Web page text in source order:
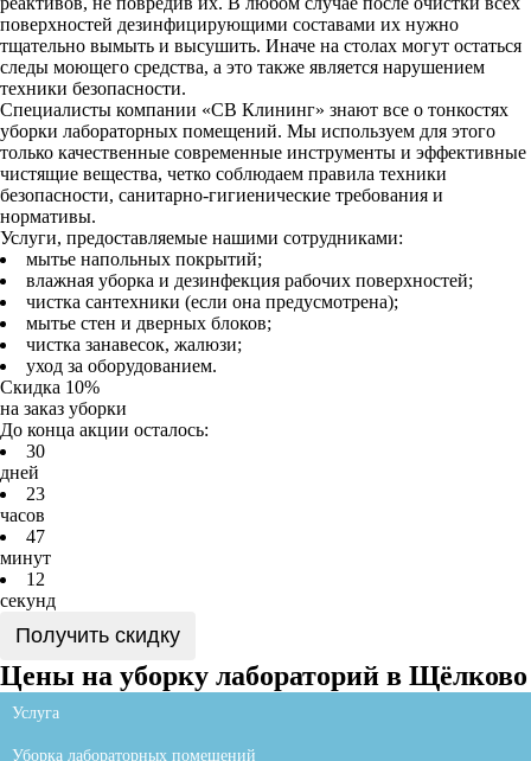
поверхностей дезинфицирующими составами их нужно
тщательно вымыть и высушить. Иначе на столах могут остаться
следы моющего средства, а это также является нарушением
техники безопасности.
Специалисты компании «СВ Клининг» знают все о тонкостях
уборки лабораторных помещений. Мы используем для этого
только качественные современные инструменты и эффективные
чистящие вещества, четко соблюдаем правила техники
безопасности, санитарно-гигиенические требования и
нормативы.
Услуги, предоставляемые нашими сотрудниками:
мытье напольных покрытий;
влажная уборка и дезинфекция рабочих поверхностей;
чистка сантехники (если она предусмотрена);
мытье стен и дверных блоков;
чистка занавесок, жалюзи;
уход за оборудованием.
Скидка 10%
на заказ уборки
До конца акции осталось:
30
дней
23
часов
47
минут
1 2
секунд
Получить скидку
Цены на уборку лабораторий в Щёлково
Услуга
Уборка лабораторных помещений